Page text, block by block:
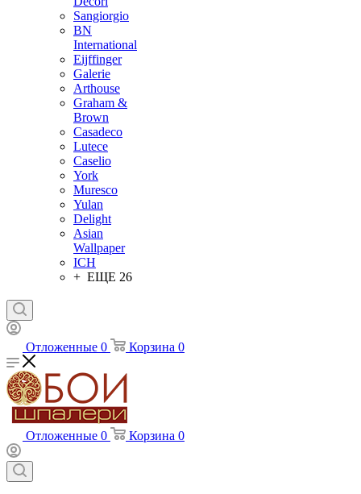
Sangiorgio
BN
International
Eijffinger
Galerie
Arthouse
Graham &
Brown
Casadeco
Lutece
Caselio
York
Muresco
Yulan
Delight
Asian
Wallpaper
ICH
+ ЕЩЕ 26
Отложенные 0 Корзина 0
Отложенные 0 Корзина 0